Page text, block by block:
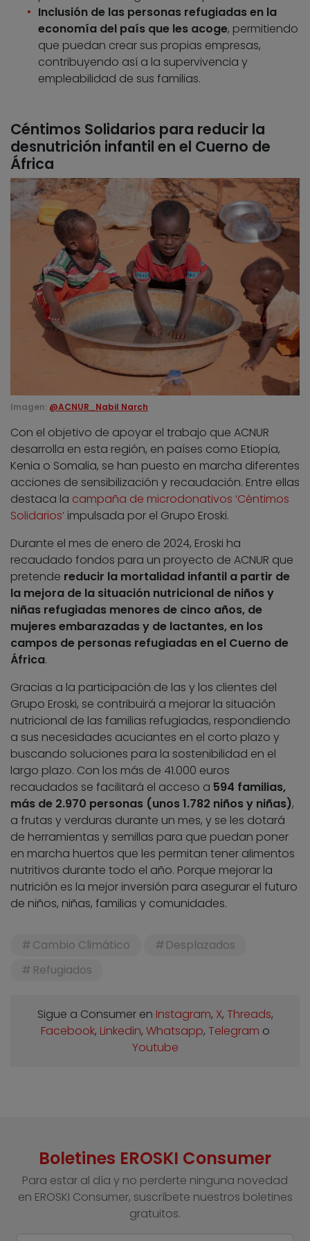
Inclusión de las personas refugiadas en la
economía del país que les acoge, permitiendo
que puedan crear sus propias empresas,
contribuyendo así a la supervivencia y
empleabilidad de sus familias.
Céntimos Solidarios para reducir la
desnutrición infantil en el Cuerno de
África
Imagen: @ACNUR_Nabil Narch
Con el objetivo de apoyar el trabajo que ACNUR
desarrolla en esta región, en países como Etiopía,
Kenia o Somalia, se han puesto en marcha diferentes
acciones de sensibilización y recaudación. Entre ellas
destaca la campaña de microdonativos ‘Céntimos
Solidarios’ impulsada por el Grupo Eroski.
Durante el mes de enero de 2024, Eroski ha
recaudado fondos para un proyecto de ACNUR que
pretende reducir la mortalidad infantil a partir de
la mejora de la situación nutricional de niños y
niñas refugiadas menores de cinco años, de
mujeres embarazadas y de lactantes, en los
campos de personas refugiadas en el Cuerno de
África.
Gracias a la participación de las y los clientes del
Grupo Eroski, se contribuirá a mejorar la situación
nutricional de las familias refugiadas, respondiendo
a sus necesidades acuciantes en el corto plazo y
buscando soluciones para la sostenibilidad en el
largo plazo. Con los más de 41.000 euros
recaudados se facilitará el acceso a 594 familias,
más de 2.970 personas (unos 1.782 niños y niñas),
a frutas y verduras durante un mes, y se les dotará
de herramientas y semillas para que puedan poner
en marcha huertos que les permitan tener alimentos
nutritivos durante todo el año. Porque mejorar la
nutrición es la mejor inversión para asegurar el futuro
de niños, niñas, familias y comunidades.
Cambio Climático
Desplazados
Refugiados
Sigue a Consumer en Instagram, X, Threads,
Facebook, Linkedin, Whatsapp, Telegram o
Youtube
Boletines EROSKI Consumer
Para estar al día y no perderte ninguna novedad
en EROSKI Consumer, suscríbete nuestros boletines
gratuitos.